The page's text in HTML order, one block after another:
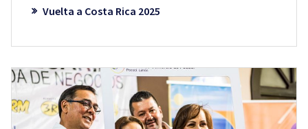
Vuelta a Costa Rica 2025